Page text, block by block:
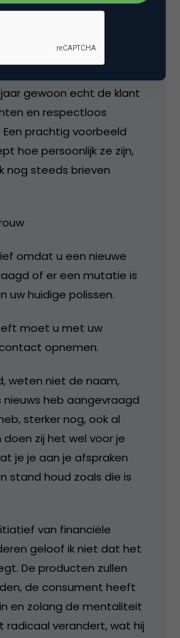
nu veel, maar doen in
weinig omdat de mensen
gewoon echt de klant
en respectloos
prachtig voorbeeld
hoe persoonlijk ze zijn,
nog steeds brieven
omdat u een nieuwe
of er een mutatie is
uw huidige polissen.
moet u met uw
opnemen.
weten niet de naam,
heb aangevraagd
sterker nog, ook al
zij het wel voor je
je je aan je afspraken
stand houd zoals die is
van financiële
geloof ik niet dat het
De producten zullen
de consument heeft
en zolang de mentaliteit
radicaal verandert, wat hij